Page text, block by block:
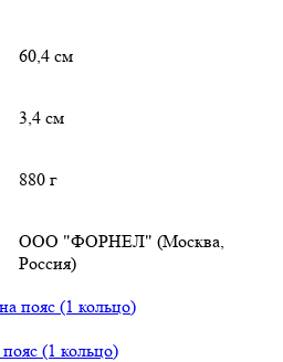
60,4 см
3,4 см
880 г
ООО "ФОРНЕЛ" (Москва,
Россия)
(1 кольцо)